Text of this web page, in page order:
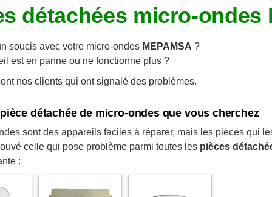
détachées micro-ondes
soucis avec votre micro-ondes MEPAMSA ?
est en panne ou ne fonctionne plus ?
nos clients qui ont signalé des problèmes.
détachée de micro-ondes que vous cherchez
sont des appareils faciles à réparer, mais les pièces qui
celle qui pose problème parmi toutes les pièces
: